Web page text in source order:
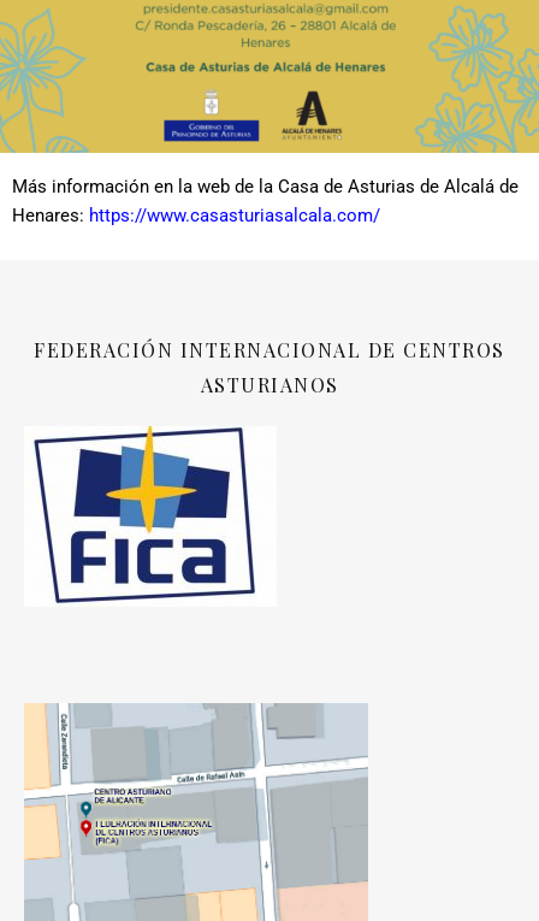
Más información en la web de la Casa de Asturias de Alcalá de
Henares: https://www.casasturiasalcala.com/
FEDERACIÓN INTERNACIONAL DE CENTROS
ASTURIANOS